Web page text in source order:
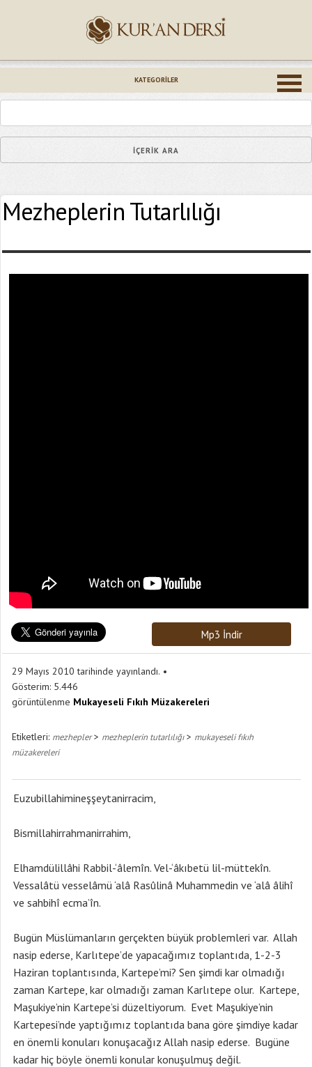
KATEGORILER
Mezheplerin Tutarlılığı
Mp3 İndir
29 Mayıs 2010 tarihinde yayınlandı.
Gösterim: 5.446
görüntülenme Mukayeseli Fıkıh Müzakereleri
Etiketleri: mezhepler> mezheplerin tutarlılığı> mukayeseli fıkıh
müzakereleri
Euzubillahimineşşeytanirracim,
Bismillahirrahmanirrahim,
Elhamdülillâhi Rabbil-‘âlemîn. Vel-‘âkıbetü lil-müttekîn.
Vessalâtü vesselâmü ‘alâ Rasûlinâ Muhammedin ve ‘alâ âlihî
ve sahbihî ecma’în.
Bugün Müslümanların gerçekten büyük problemleri var. Allah
nasip ederse, Karlıtepe’de yapacağımız toplantıda, 1-2-3
Haziran toplantısında, Kartepe’mi? Sen şimdi kar olmadığı
zaman Kartepe, kar olmadığı zaman Karlıtepe olur. Kartepe,
Maşukiye’nin Kartepe’si düzeltiyorum. Evet Maşukiye’nin
Kartepesi’nde yaptığımız toplantıda bana göre şimdiye kadar
en önemli konuları konuşacağız Allah nasip ederse. Bugüne
kadar hiç böyle önemli konular konuşulmuş değil.
Epostanız (*)
Yaşadığınız Hatanın Ayrıntıları